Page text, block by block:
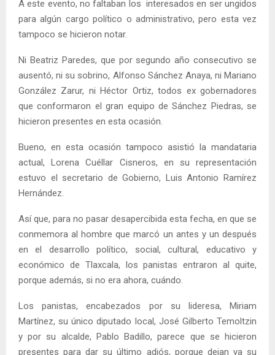
A este evento, no faltaban los interesados en ser ungidos
para algún cargo político o administrativo, pero esta vez
tampoco se hicieron notar.
Ni Beatriz Paredes, que por segundo año consecutivo se
ausentó, ni su sobrino, Alfonso Sánchez Anaya, ni Mariano
González Zarur, ni Héctor Ortiz, todos ex gobernadores
que conformaron el gran equipo de Sánchez Piedras, se
hicieron presentes en esta ocasión.
Bueno, en esta ocasión tampoco asistió la mandataria
actual, Lorena Cuéllar Cisneros, en su representación
estuvo el secretario de Gobierno, Luis Antonio Ramírez
Hernández.
Así que, para no pasar desapercibida esta fecha, en que se
conmemora al hombre que marcó un antes y un después
en el desarrollo político, social, cultural, educativo y
económico de Tlaxcala, los panistas entraron al quite,
porque además, si no era ahora, cuándo.
Los panistas, encabezados por su lideresa, Miriam
Martínez, su único diputado local, José Gilberto Temoltzin
y por su alcalde, Pablo Badillo, parece que se hicieron
presentes para dar su último adiós, porque dejan ya su